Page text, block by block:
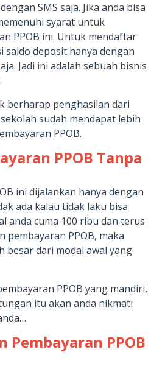
SMS saja. Jika anda bisa
syarat untuk
PPOB ini. Untuk mendaftar
saldo deposit hanya dengan
Jadi ini adalah sebuah bisnis
berharap penghasilan dari
sudah mendapat lebih
PPOB.
PPOB Tanpa
ini dijalankan hanya dengan
ada kalau tidak laku bisa
anda cuma 100 ribu dan terus
PPOB, maka
besar dari modal awal yang
PPOB yang mandiri,
itu akan anda nikmati
Pembayaran PPOB